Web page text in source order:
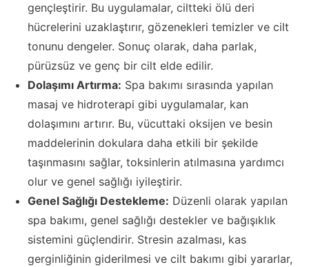
gençleştirir. Bu uygulamalar, ciltteki ölü deri
hücrelerini uzaklaştırır, gözenekleri temizler ve cilt
tonunu dengeler. Sonuç olarak, daha parlak,
pürüzsüz ve genç bir cilt elde edilir.
Dolaşımı Artırma: Spa bakımı sırasında yapılan
masaj ve hidroterapi gibi uygulamalar, kan
dolaşımını artırır. Bu, vücuttaki oksijen ve besin
maddelerinin dokulara daha etkili bir şekilde
taşınmasını sağlar, toksinlerin atılmasına yardımcı
olur ve genel sağlığı iyileştirir.
Genel Sağlığı Destekleme: Düzenli olarak yapılan
spa bakımı, genel sağlığı destekler ve bağışıklık
sistemini güçlendirir. Stresin azalması, kas
gerginliğinin giderilmesi ve cilt bakımı gibi yararlar,